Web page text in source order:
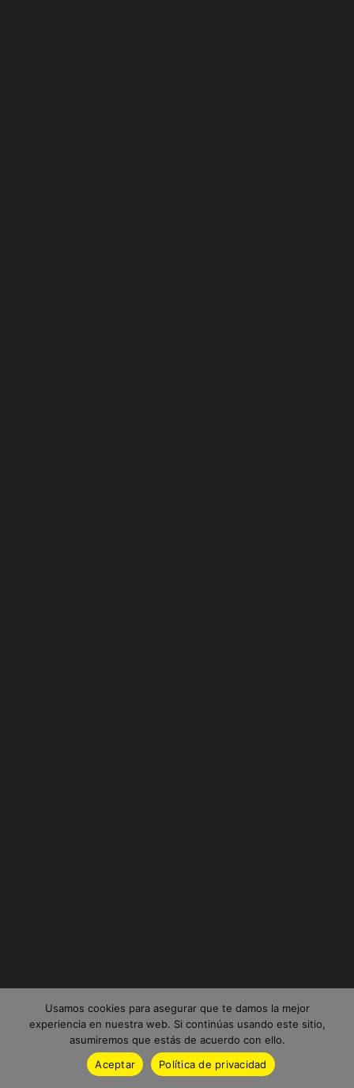
Usamos cookies para asegurar que te damos la mejor
experiencia en nuestra web. Si continúas usando este sitio,
asumiremos que estás de acuerdo con ello.
Aceptar
Política de privacidad